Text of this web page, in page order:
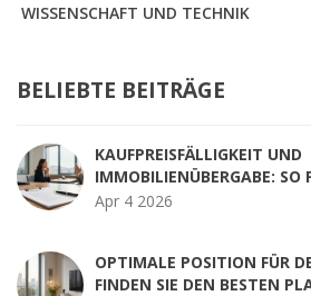
WISSENSCHAFT UND TECHNIK
BELIEBTE BEITRÄGE
KAUFPREISFÄLLIGKEIT UND
IMMOBILIENÜBERGABE: SO
RECHTSSICHERE
Apr 4 2026
OPTIMALE POSITION FÜR
FINDEN SIE DEN BESTEN